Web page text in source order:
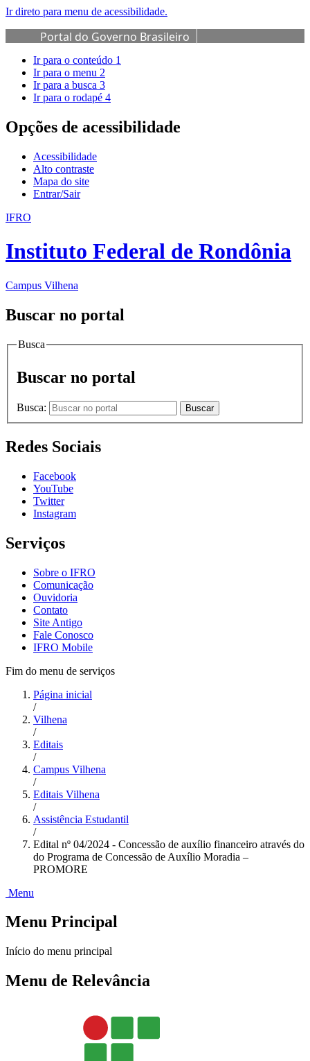
Ir direto para menu de acessibilidade.
Portal do Governo Brasileiro
Ir para o conteúdo 1
Ir para o menu 2
Ir para a busca 3
Ir para o rodapé 4
Opções de acessibilidade
Acessibilidade
Alto contraste
Mapa do site
Entrar/Sair
IFRO
Instituto Federal de Rondônia
Campus Vilhena
Buscar no portal
Busca
Buscar no portal
Busca: Buscar
Redes Sociais
Facebook
YouTube
Twitter
Instagram
Serviços
Sobre o IFRO
Comunicação
Ouvidoria
Contato
Site Antigo
Fale Conosco
IFRO Mobile
Fim do menu de serviços
Página inicial
/
Vilhena
/
Editais
/
Campus Vilhena
/
Editais Vilhena
/
Assistência Estudantil
/
Edital nº 04/2024 - Concessão de auxílio financeiro através do
do Programa de Concessão de Auxílio Moradia –
PROMORE
Menu
Menu Principal
Início do menu principal
Menu de Relevância